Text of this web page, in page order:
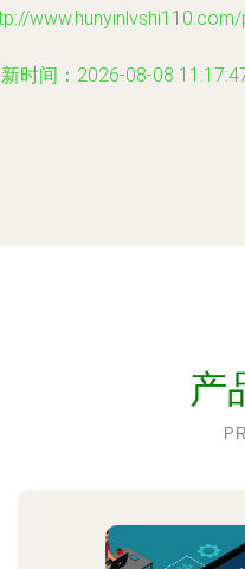
时间：2026-08-08
产